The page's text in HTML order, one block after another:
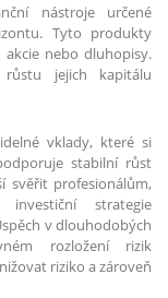
nástroje určené
Tyto produkty
nebo dluhopisy.
jejich kapitálu
vklady, které si
stabilní růst
svěřit profesionálům,
strategie
v dlouhodobých
rozložení rizik
riziko a zároveň